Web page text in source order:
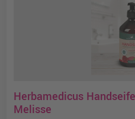
Herbamedicus
Melisse